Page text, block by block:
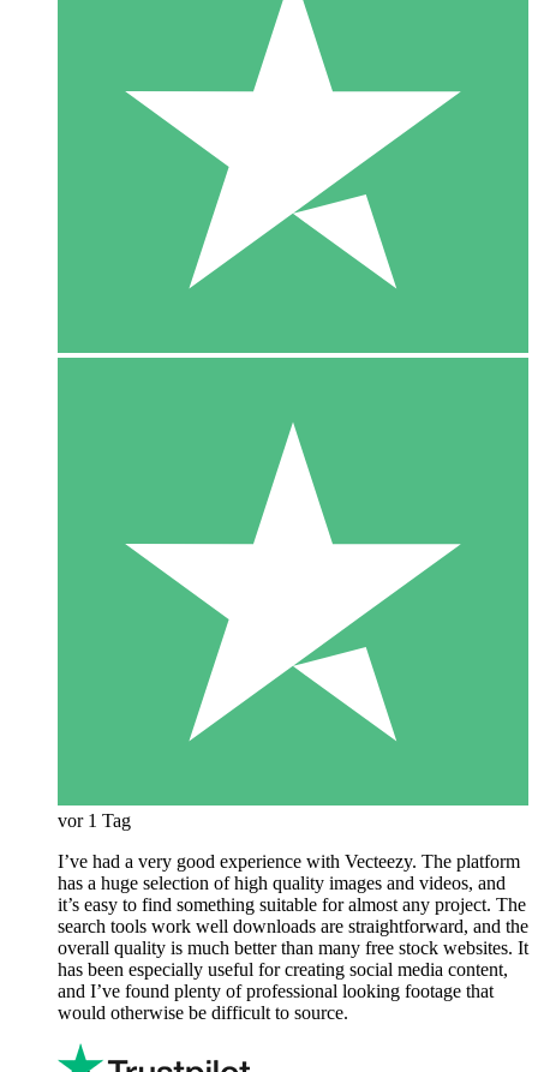
vor 1 Tag
I’ve had a very good experience with Vecteezy. The platform
has a huge selection of high quality images and videos, and
it’s easy to find something suitable for almost any project. The
search tools work well downloads are straightforward, and the
overall quality is much better than many free stock websites. It
has been especially useful for creating social media content,
and I’ve found plenty of professional looking footage that
would otherwise be difficult to source.